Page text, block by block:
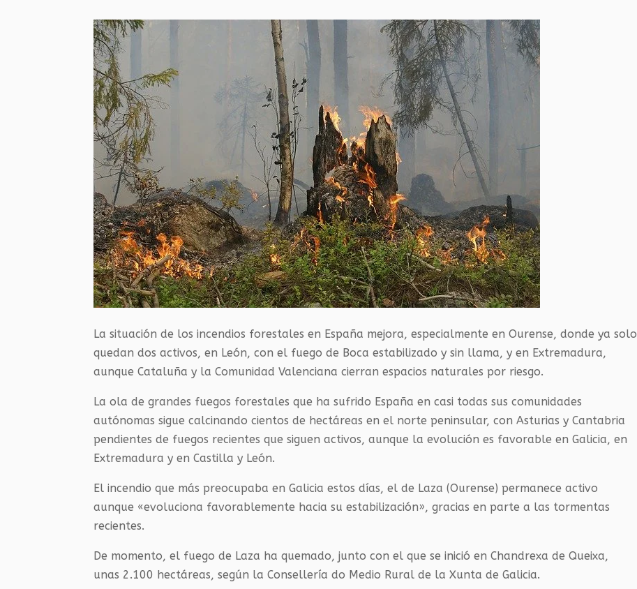
La situación de los incendios forestales en España mejora, especialmente en Ourense, donde ya solo
quedan dos activos, en León, con el fuego de Boca estabilizado y sin llama, y en Extremadura,
aunque Cataluña y la Comunidad Valenciana cierran espacios naturales por riesgo.
La ola de grandes fuegos forestales que ha sufrido España en casi todas sus comunidades
autónomas sigue calcinando cientos de hectáreas en el norte peninsular, con Asturias y Cantabria
pendientes de fuegos recientes que siguen activos, aunque la evolución es favorable en Galicia, en
Extremadura y en Castilla y León.
El incendio que más preocupaba en Galicia estos días, el de Laza (Ourense) permanece activo
aunque «evoluciona favorablemente hacia su estabilización», gracias en parte a las tormentas
recientes.
De momento, el fuego de Laza ha quemado, junto con el que se inició en Chandrexa de Queixa,
unas 2.100 hectáreas, según la Consellería do Medio Rural de la Xunta de Galicia.